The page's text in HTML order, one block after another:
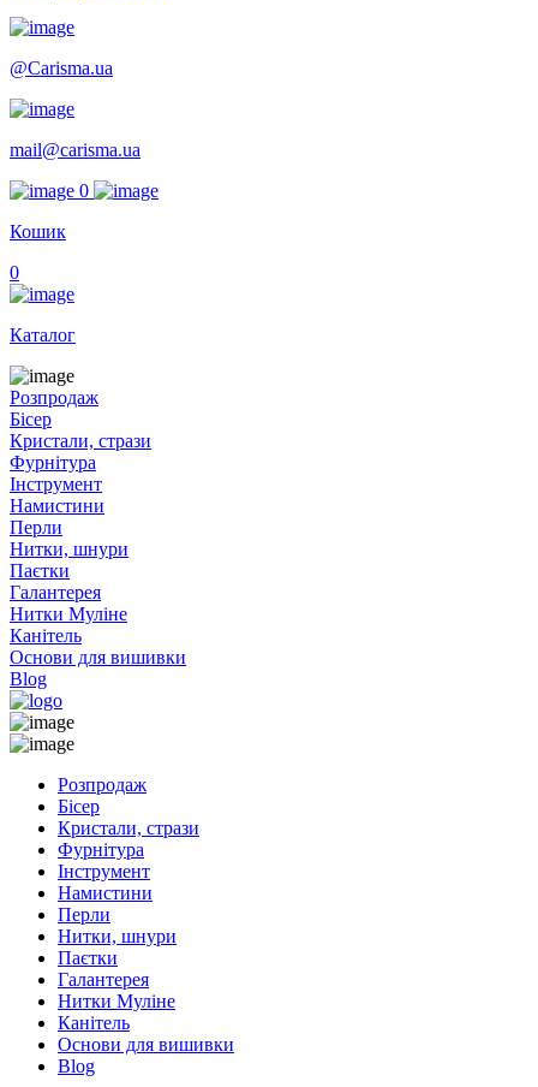
@Carisma.ua
mail@carisma.ua
0
Кошик
0
Каталог
Розпродаж
Бісер
Кристали, стрази
Фурнітура
Інструмент
Намистини
Перли
Нитки, шнури
Паєтки
Галантерея
Нитки Муліне
Канітель
Основи для вишивки
Blog
Розпродаж
Бісер
Кристали, стрази
Фурнітура
Інструмент
Намистини
Перли
Нитки, шнури
Паєтки
Галантерея
Нитки Муліне
Канітель
Основи для вишивки
Blog